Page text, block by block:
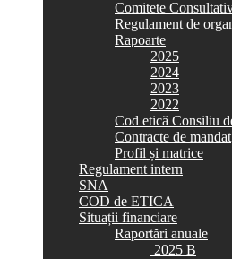
Comitete
Regulament de
Rapoarte
2025
2024
2023
2022
Cod etică Consiliu
Contracte de mandat
Profil și matrice
Regulament intern
SNA
COD de ETICA
Situații financiare
Raportări anuale
2025 B